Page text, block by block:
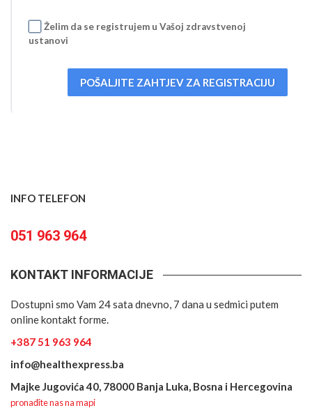
Želim da se registrujem u Vašoj zdravstvenoj
ustanovi
POŠALJITE ZAHTJEV ZA REGISTRACIJU
INFO TELEFON
051 963 964
KONTAKT INFORMACIJE
Dostupni smo Vam 24 sata dnevno, 7 dana u sedmici putem
online kontakt forme.
+387 51 963 964
info@healthexpress.ba
Majke Jugovića 40, 78000 Banja Luka, Bosna i Hercegovina
pronađite nas na mapi